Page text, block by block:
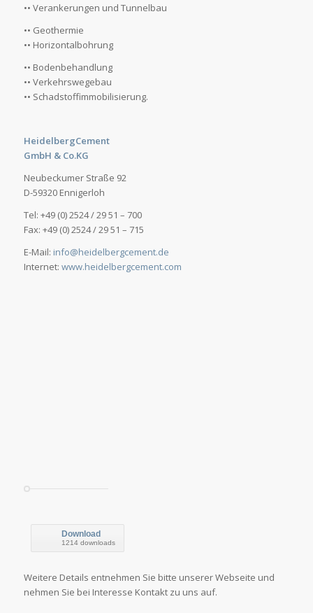
•• Verankerungen und Tunnelbau
•• Geothermie
•• Horizontalbohrung
•• Bodenbehandlung
•• Verkehrswegebau
•• Schadstoffimmobilisierung.
HeidelbergCement
GmbH & Co.KG
Neubeckumer Straße 92
D-59320 Ennigerloh
Tel: +49 (0) 2524 / 29 51 – 700
Fax: +49 (0) 2524 / 29 51 – 715
E-Mail: info@heidelbergcement.de
Internet: www.heidelbergcement.com
Download
1214 downloads
Weitere Details entnehmen Sie bitte unserer Webseite und
nehmen Sie bei Interesse Kontakt zu uns auf.